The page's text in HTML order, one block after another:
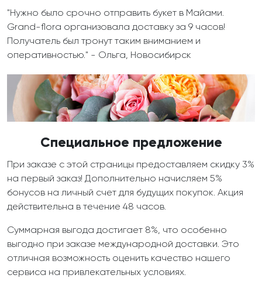
"Нужно было срочно отправить букет в Майами.
Grand-flora организовала доставку за 9 часов!
Получатель был тронут таким вниманием и
оперативностью." - Ольга, Новосибирск
Специальное предложение
При заказе с этой страницы предоставляем скидку 3%
на первый заказ! Дополнительно начисляем 5%
бонусов на личный счет для будущих покупок. Акция
действительна в течение 48 часов.
Суммарная выгода достигает 8%, что особенно
выгодно при заказе международной доставки. Это
отличная возможность оценить качество нашего
сервиса на привлекательных условиях.